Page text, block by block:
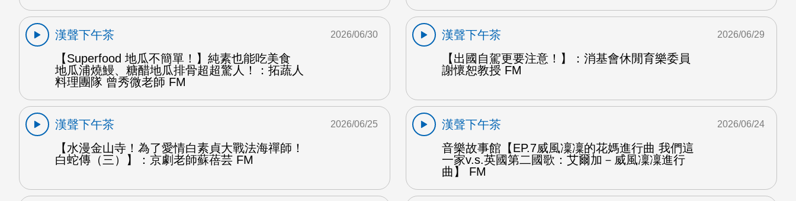
漢聲下午茶
【Superfood 地瓜不簡單！】純素也能吃美食
地瓜浦燒鰻、糖醋地瓜排骨超超驚人！：拓蔬人
料理團隊 曾秀微老師 FM
2026/06/30
漢聲下午茶
【出國自駕更要注意！】：消基會休閒育樂委員
謝懷恕教授 FM
2026/06/29
漢聲下午茶
【水漫金山寺！為了愛情白素貞大戰法海禪師！
白蛇傳（三）】：京劇老師蘇蓓芸 FM
2026/06/25
漢聲下午茶
音樂故事館【EP.7威風凜凜的花媽進行曲 我們這
一家v.s.英國第二國歌：艾爾加－威風凜凜進行
曲】 FM
2026/06/24